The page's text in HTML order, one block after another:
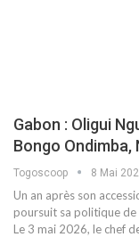
Gabon : Oligui
Bongo
Togoscoop 8 Mai
Un an après son
poursuit sa politique
Le 3 mai 2026, le chef